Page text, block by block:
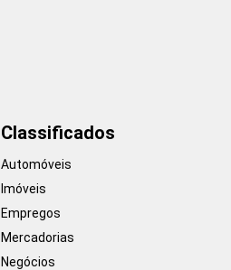
Classificados
Automóveis
Imóveis
Empregos
Mercadorias
Negócios